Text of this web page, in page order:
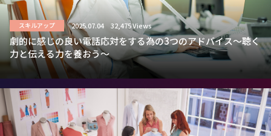
スキルアップ 2025.07.04 32,475 Views
劇的に感じの良い電話応対をする為の3つのアドバイス～聴く
力と伝える力を養おう～